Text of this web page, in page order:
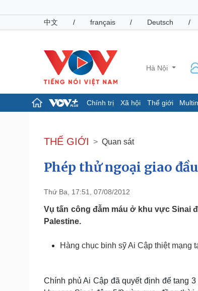
中文
/ français / Deutsch /
Hà Nội
Chính trị Xã hội Thế giới
Đảng
Tổ chức nhân sự
Nhận diện sự thật
Dấu ấn VOV
Pháp luật
Vụ án
Tư vấn luật
Quân sự -
Phân tích
Sức khỏe
Đời sống
THẾ GIỚI Quan sát
Phép thử ngoại giao
Thứ Ba, 17:51, 07/08/2012
Vụ tấn công đẫm máu ở khu vực Sinai
Palestine.
Hàng chục binh sỹ Ai Cập thiệt mạng
Chính phủ Ai Cập đã quyết định để tang